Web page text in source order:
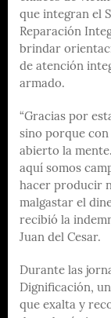
que integran el
Reparación
brindar
de atención
armado.
“Gracias por
sino porque con
abierto la
aquí somos
hacer producir
malgastar el
recibió la
Juan del Cesar.
Durante las
Dignificación,
que exalta y